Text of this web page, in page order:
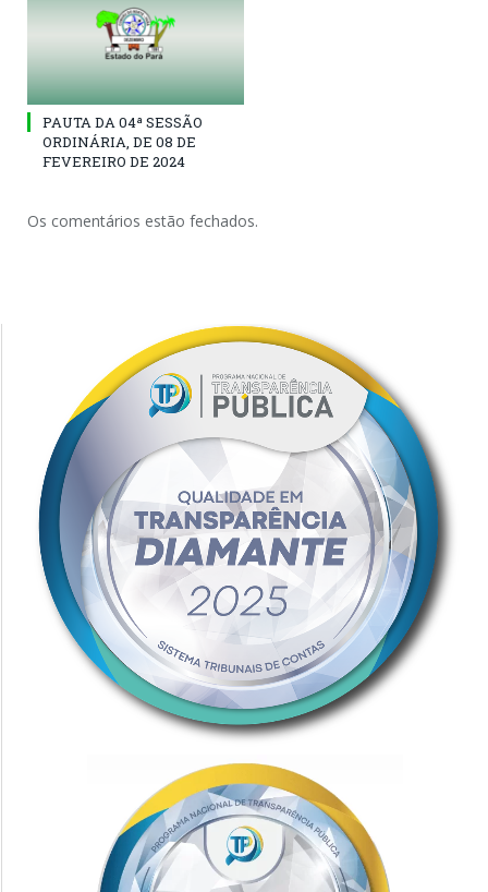
PAUTA DA 04ª SESSÃO
ORDINÁRIA, DE 08 DE
FEVEREIRO DE 2024
Os comentários estão fechados.